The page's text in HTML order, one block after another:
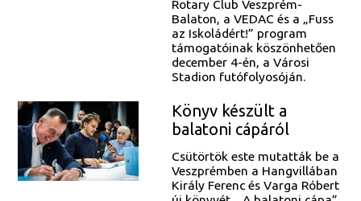
Rotary Club Veszprém-
Balaton, a VEDAC és a „Fuss
az Iskoládért!” program
támogatóinak köszönhetően
december 4-én, a Városi
Stadion futófolyosóján.
Könyv készült a
balatoni cápáról
Csütörtök este mutatták be a
Veszprémben a Hangvillában
Király Ferenc és Varga Róbert